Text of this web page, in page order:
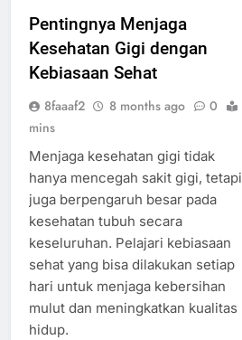
Pentingnya Menjaga
Kesehatan Gigi dengan
Kebiasaan Sehat
8faaaf2 8 months ago 0
mins
Menjaga kesehatan gigi tidak
hanya mencegah sakit gigi, tetapi
juga berpengaruh besar pada
kesehatan tubuh secara
keseluruhan. Pelajari kebiasaan
sehat yang bisa dilakukan setiap
hari untuk menjaga kebersihan
mulut dan meningkatkan kualitas
hidup.